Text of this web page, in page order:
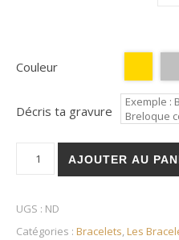
Couleur
Décris ta gravure
quantité de Collection Ava
AJOUTER AU
UGS : ND
Catégories : Bracelets,Les